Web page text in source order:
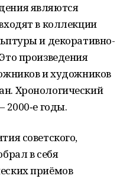
являются
в коллекции
и декоративно-
произведения
и художников
Хронологический
2000‑е годы.
советского,
в себя
приёмов